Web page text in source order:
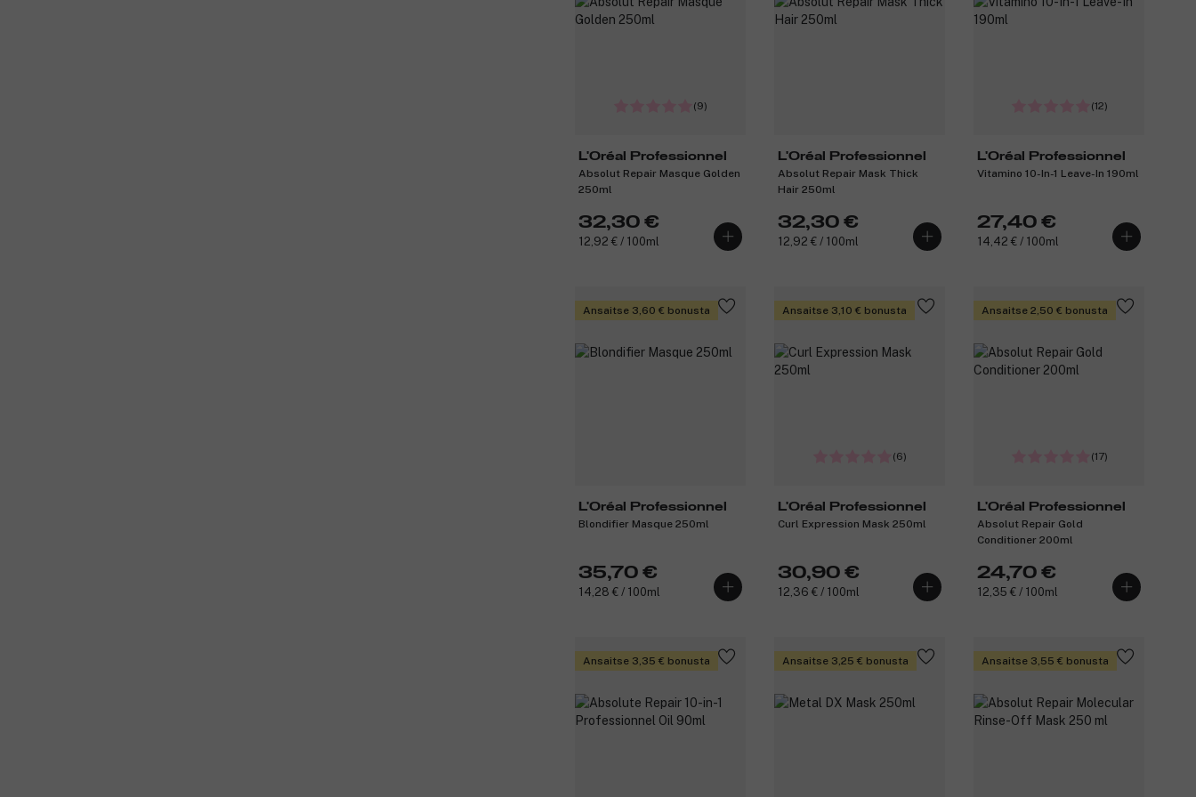
(9)
L'Oréal Professionnel
Absolut Repair Masque Golden
250ml
32,30 €
12,92 € / 100ml
L'Oréal Professionnel
Absolut Repair Mask Thick
Hair 250ml
32,30 €
12,92 € / 100ml
(12)
L'Oréal Professionnel
Vitamino 10-In-1 Leave-In 190ml
27,40 €
14,42 € / 100ml
Ansaitse 3,60 € bonusta
L'Oréal Professionnel
Blondifier Masque 250ml
35,70 €
14,28 € / 100ml
Ansaitse 3,10 € bonusta
(6)
L'Oréal Professionnel
Curl Expression Mask 250ml
30,90 €
12,36 € / 100ml
Ansaitse 2,50 € bonusta
(17)
L'Oréal Professionnel
Absolut Repair Gold
Conditioner 200ml
24,70 €
12,35 € / 100ml
Ansaitse 3,35 € bonusta Ansaitse 3,25 € bonusta Ansaitse 3,55 € bonusta